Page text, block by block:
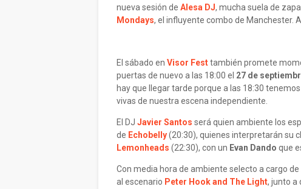
nueva sesión de Alesa DJ, mucha suela de
Mondays, el influyente combo de Manchester.
El sábado en Visor Festtambién promete
puertas de nuevo a las 18:00 el 27 de
hay que llegar tarde porque a las 18:30
vivas de nuestra escena independiente.
El DJ Javier Santos será quien ambiente los
de Echobelly(20:30), quienes interpretarán su
Lemonheads (22:30), con un Evan Dando que
Con media hora de ambiente selecto a cargo de
al escenario Peter Hook and The Light, junto a